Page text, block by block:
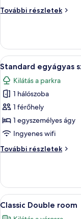
További részletek
Prémium
részletei
A
következő
szoba
összes
képének
megtekintése:
Standard
szoba
5
Standard egyágyas
Kilátás a parkra
1 hálószoba
1 férőhely
1 egyszemélyes ágy
Ingyenes wifi
További részletek
Standard
részletei
A
következő
5
Classic Double room